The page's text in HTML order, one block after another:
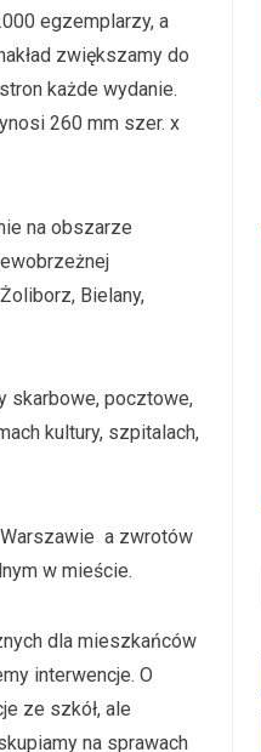
egzemplarzy, a
zwiększamy do
każde wydanie.
260 mm szer. x
na obszarze
Bielany,
skarbowe, pocztowe,
kultury, szpitalach,
a zwrotów
w mieście.
dla mieszkańców
interwencje. O
ze szkół, ale
na sprawach